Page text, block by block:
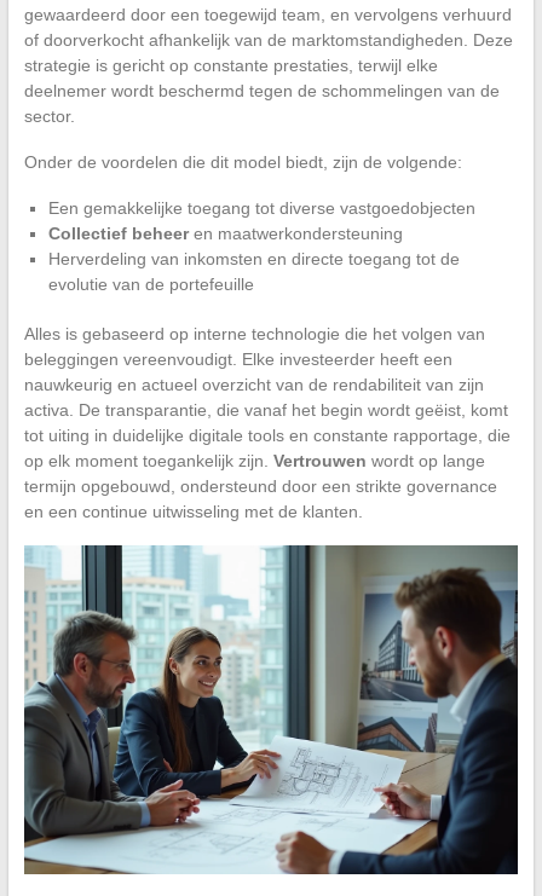
gewaardeerd door een toegewijd team, en vervolgens verhuurd
of doorverkocht afhankelijk van de marktomstandigheden. Deze
strategie is gericht op constante prestaties, terwijl elke
deelnemer wordt beschermd tegen de schommelingen van de
sector.
Onder de voordelen die dit model biedt, zijn de volgende:
Een gemakkelijke toegang tot diverse vastgoedobjecten
Collectief beheeren maatwerkondersteuning
Herverdeling van inkomsten en directe toegang tot de
evolutie van de portefeuille
Alles is gebaseerd op interne technologie die het volgen van
beleggingen vereenvoudigt. Elke investeerder heeft een
nauwkeurig en actueel overzicht van de rendabiliteit van zijn
activa. De transparantie, die vanaf het begin wordt geëist, komt
tot uiting in duidelijke digitale tools en constante rapportage, die
op elk moment toegankelijk zijn. Vertrouwen wordt op lange
termijn opgebouwd, ondersteund door een strikte governance
en een continue uitwisseling met de klanten.